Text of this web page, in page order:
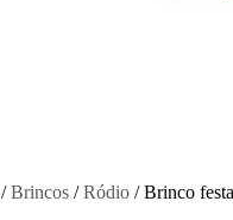
/Brincos /Ródio / Brinco